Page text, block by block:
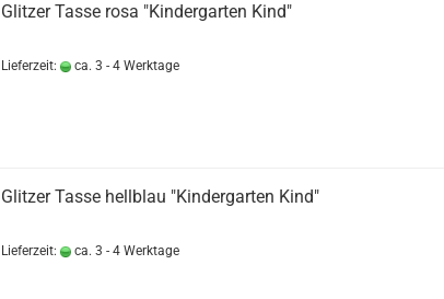
Glitzer Tasse rosa "Kindergarten Kind"
Lieferzeit: ca. 3 - 4 Werktage
Glitzer Tasse hellblau "Kindergarten Kind"
Lieferzeit: ca. 3 - 4 Werktage